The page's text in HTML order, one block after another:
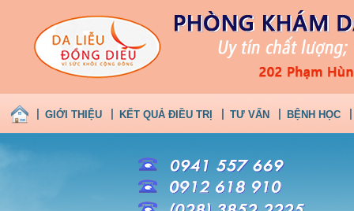
GIỚI THIỆU KẾT QUẢ ĐIỀU TRỊ TƯ VẤN BỆNH HỌC